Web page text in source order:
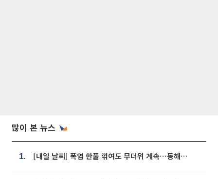
많이 본 뉴스
1. [내일 날씨] 폭염 한풀 꺾여도 무더위 계속⋯동해안 이틀 연속 비